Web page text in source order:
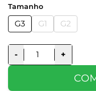
Tamanho
G3 G1 G2
- +